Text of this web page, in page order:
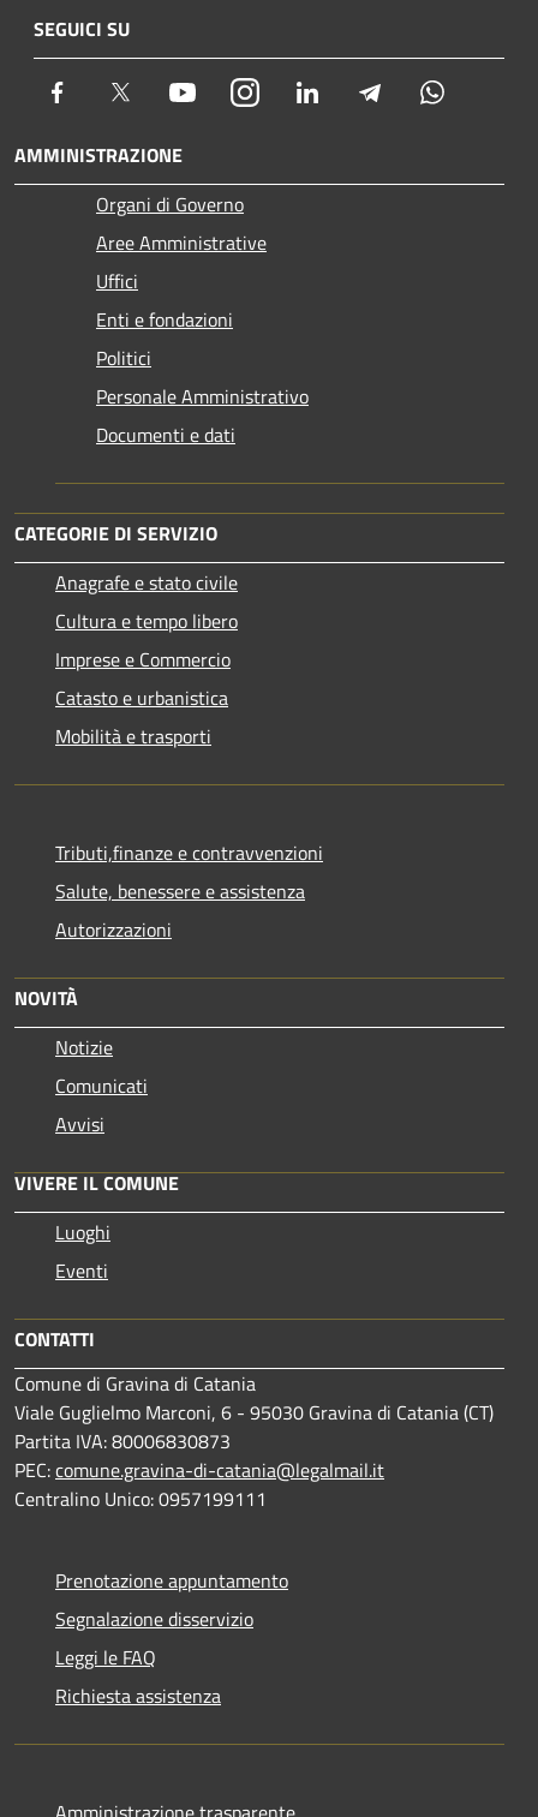
SEGUICI SU
Facebook Twitter YoutubeInstagram LinkedIn Telegram
AMMINISTRAZIONE
Organi di Governo
Aree Amministrative
Uffici
Enti e fondazioni
Politici
Personale Amministrativo
Documenti e dati
CATEGORIE DI SERVIZIO
Anagrafe e stato civile
Cultura e tempo libero
Imprese e Commercio
Catasto e urbanistica
Mobilità e trasporti
Tributi,finanze e contravvenzioni
Salute, benessere e assistenza
Autorizzazioni
NOVITÀ
Notizie
Comunicati
Avvisi
VIVERE IL COMUNE
Luoghi
Eventi
CONTATTI
Comune di Gravina di Catania
Viale Guglielmo Marconi, 6 - 95030 Gravina di Catania (CT)
Partita IVA: 80006830873
PEC:comune.gravina-di-catania@legalmail.it
Centralino Unico: 0957199111
Prenotazione appuntamento
Segnalazione disservizio
Leggi le FAQ
Richiesta assistenza